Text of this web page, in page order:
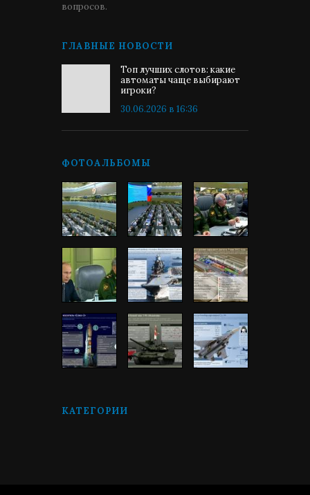
вопросов.
ГЛАВНЫЕ НОВОСТИ
Топ лучших слотов: какие
автоматы чаще выбирают
игроки?
30.06.2026 в 16:36
ФОТОАЛЬБОМЫ
КАТЕГОРИИ